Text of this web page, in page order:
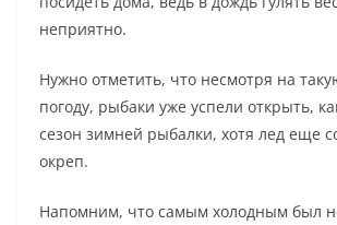
неприятно.
Нужно отметить, что несмотря на
погоду, рыбаки уже успели открыть,
сезон зимней рыбалки, хотя лед еще
окреп.
Напомним, что самым холодным был